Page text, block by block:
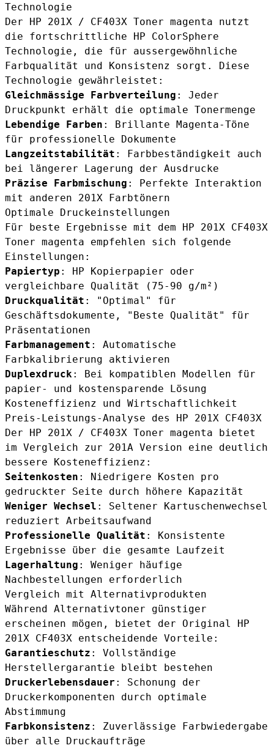
Technologie
Der HP 201X / CF403X Toner magenta nutzt
die fortschrittliche HP ColorSphere
Technologie, die für aussergewöhnliche
Farbqualität und Konsistenz sorgt. Diese
Technologie gewährleistet:
Gleichmässige Farbverteilung : Jeder
Druckpunkt erhält die optimale Tonermenge
Lebendige Farben : Brillante Magenta-Töne
für professionelle Dokumente
Langzeitstabilität : Farbbeständigkeit auch
bei längerer Lagerung der Ausdrucke
Präzise Farbmischung : Perfekte Interaktion
mit anderen 201X Farbtönern
Optimale Druckeinstellungen
Für beste Ergebnisse mit dem HP 201X CF403X
Toner magenta empfehlen sich folgende
Einstellungen:
Papiertyp : HP Kopierpapier oder
vergleichbare Qualität (75-90 g/m²)
Druckqualität : "Optimal" für
Geschäftsdokumente, "Beste Qualität" für
Präsentationen
Farbmanagement : Automatische
Farbkalibrierung aktivieren
Duplexdruck: Bei kompatiblen Modellen für
papier- und kostensparende Lösung
Kosteneffizienz und Wirtschaftlichkeit
Preis-Leistungs-Analyse des HP 201X CF403X
Der HP 201X / CF403X Toner magenta bietet
im Vergleich zur 201A Version eine deutlich
bessere Kosteneffizienz:
Seitenkosten : Niedrigere Kosten pro
gedruckter Seite durch höhere Kapazität
Weniger Wechsel : Seltener Kartuschenwechsel
reduziert Arbeitsaufwand
Professionelle Qualität : Konsistente
Ergebnisse über die gesamte Laufzeit
Lagerhaltung : Weniger häufige
Nachbestellungen erforderlich
Vergleich mit Alternativprodukten
Während Alternativtoner günstiger
erscheinen mögen, bietet der Original HP
201X CF403X entscheidende Vorteile:
Garantieschutz : Vollständige
Herstellergarantie bleibt bestehen
Druckerlebensdauer : Schonung der
Druckerkomponenten durch optimale
Abstimmung
Farbkonsistenz : Zuverlässige Farbwiedergabe
über alle Druckaufträge